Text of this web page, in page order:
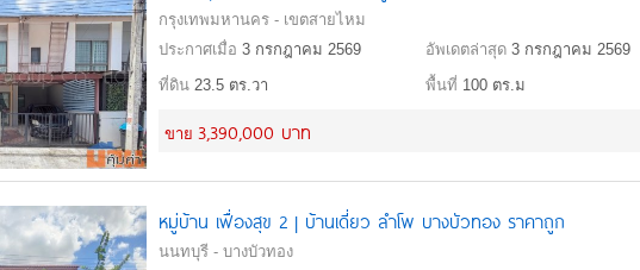
กรุงเทพมหานคร - เขตสายไหม
ประกาศเมื่อ 3 กรกฎาคม 2569 อัพเดตล่าสุด 3 กรกฎาคม 2569
ที่ดิน 23.5 ตร.วา พื้นที่ 100 ตร.ม
ขาย 3,390,000 บาท
หมู่บ้าน เฟื่องสุข 2 | บ้านเดี่ยว ลำโพ บางบัวทอง ราคาถูก
นนทบุรี - บางบัวทอง